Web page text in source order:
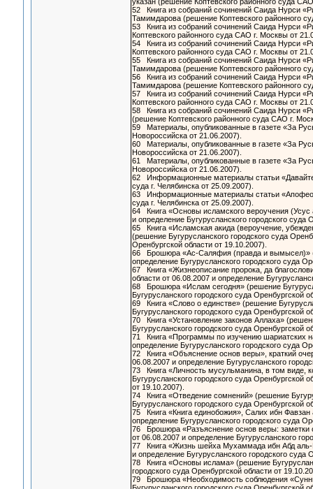
52 Книга из собраний сочинений Саида Нурси
Тамимдарова (решение Коптевского районного
53 Книга из собраний сочинений Саида Нурси
Коптевского районного суда САО г. Москвы от
54 Книга из собраний сочинений Саида Нурси
Коптевского районного суда САО г. Москвы от
55 Книга из собраний сочинений Саида Нурси
Тамимдарова (решение Коптевского районного
56 Книга из собраний сочинений Саида Нурси
Тамимдарова (решение Коптевского районного
57 Книга из собраний сочинений Саида Нурси
Коптевского районного суда САО г. Москвы от
58 Книга из собраний сочинений Саида Нурси
(решение Коптевского районного суда САО г.
59 Материалы, опубликованные в газете «За
Новороссийска от 21.06.2007).
60 Материалы, опубликованные в газете «За
Новороссийска от 21.06.2007).
61 Материалы, опубликованные в газете «За
Новороссийска от 21.06.2007).
62 Информационные материалы статьи «Давайте
суда г. Челябинска от 25.09.2007).
63 Информационные материалы статьи
суда г. Челябинска от 25.09.2007).
64 Книга «Основы исламского вероучения (Усус
и определение Бугурусланского городского
65 Книга «Исламская акида (вероучение,
(решение Бугурусланского городского суда
Оренбургской области от 19.10.2007).
66 Брошюра «Ас-Саляфия (правда и вымысел)»
определение Бугурусланского городского суда
67 Книга «Жизнеописание пророка, да
области от 06.08.2007 и определение
68 Брошюра «Ислам сегодня» (решение
Бугурусланского городского суда Оренбургской
69 Книга «Слово о единстве» (решение
Бугурусланского городского суда Оренбургской
70 Книга «Установление законов Аллаха»
Бугурусланского городского суда Оренбургской
71 Книга «Программы по изучению шариатских
определение Бугурусланского городского суда
72 Книга «Объяснение основ веры», краткий
06.08.2007 и определение Бугурусланского
73 Книга «Личность мусульманина, в том виде,
Бугурусланского городского суда Оренбургской
от 19.10.2007).
74 Книга «Отведение сомнений» (решение
Бугурусланского городского суда Оренбургской
75 Книга «Книга единобожия», Салих ибн Фавзан
определение Бугурусланского городского суда
76 Брошюра «Разъяснение основ веры: заметки
от 06.08.2007 и определение Бугурусланского
77 Книга «Жизнь шейха Мухаммада ибн Абд аль-
и определение Бугурусланского городского
78 Книга «Основы ислама» (решение
городского суда Оренбургской области от
79 Брошюра «Необходимость соблюдения